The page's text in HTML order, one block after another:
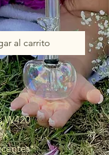
al carrito
W420